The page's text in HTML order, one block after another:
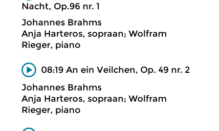
Nacht, Op.96 nr. 1
Johannes Brahms
Anja Harteros, sopraan; Wolfram
Rieger, piano
08:19 An ein Veilchen, Op. 49 nr. 2
Johannes Brahms
Anja Harteros, sopraan; Wolfram
Rieger, piano